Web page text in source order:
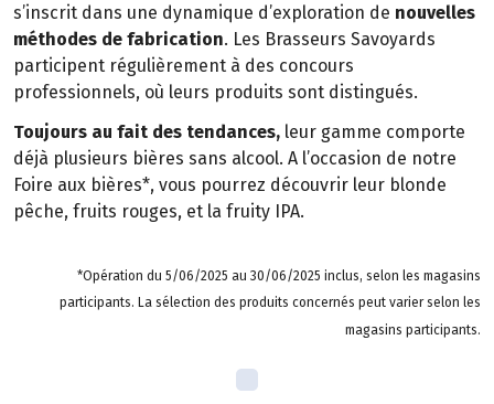
s’inscrit dans une dynamique d’exploration de nouvelles
méthodes de fabrication. Les Brasseurs Savoyards
participent régulièrement à des concours
professionnels, où leurs produits sont distingués.
Toujours au fait des tendances, leur gamme comporte
déjà plusieurs bières sans alcool. A l’occasion de notre
Foire aux bières*, vous pourrez découvrir leur blonde
pêche, fruits rouges, et la fruity IPA.
*Opération du 5/06/2025 au 30/06/2025 inclus, selon les magasins
participants. La sélection des produits concernés peut varier selon les
magasins participants.